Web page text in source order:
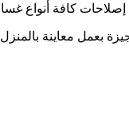
بعمل معاينة